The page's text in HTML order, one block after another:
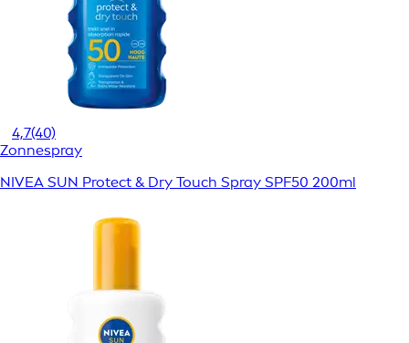
4,7(40)
Zonnespray
NIVEA SUN Protect & Dry Touch Spray SPF50 200ml